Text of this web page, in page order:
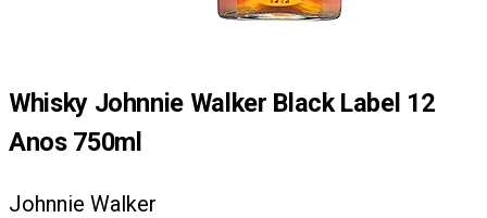
Whisky Johnnie Walker Black Label 12
Anos 750ml
Johnnie Walker